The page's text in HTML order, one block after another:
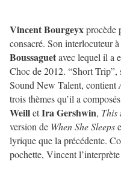
Vincent Bourgeyxprocède
consacré. Son interlocuteur
Boussaguetavec lequel il a
Choc de 2012. “Short Trip”,
Sound New Talent, contient
trois thèmes qu’il a
WeilletIra Gershwin, This
version de When She Sleeps
lyrique que la précédente.
pochette, Vincent